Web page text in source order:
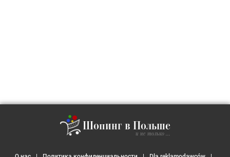
Шопинг в Польше
и не только ...